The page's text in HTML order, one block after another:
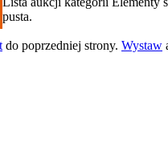
pusta.
do poprzedniej strony. Wystaw